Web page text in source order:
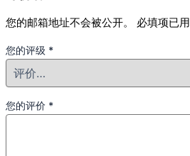
您的邮箱地址不会被公开。 必填项已用
您的评级 *
您的评价 *